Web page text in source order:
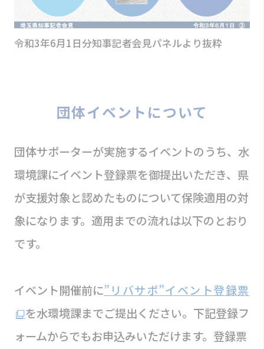
令和3年6月1日分知事記者会見パネルより抜粋
団体イベントについて
団体サポーターが実施するイベントのうち、水
環境課にイベント登録票を御提出いただき、県
が支援対象と認めたものについて保険適用の対
象になります。適用までの流れは以下のとおり
です。
イベント開催前に”リバサポ”イベント登録票
を水環境課までご提出ください。下記登録フ
ォームからでもお申込みいただけます。登録票